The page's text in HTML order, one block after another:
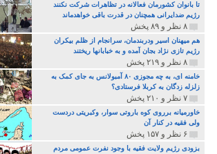
تا بانوان کشورمان فعالانه در تظاهرات شرکت نکنند
رژیم ضدایرانی همچنان در قدرت باقی خواهدماند
۸ نظر و ۸۹ پخش
هم میهنان اسیر ودربندمان، سرانجام از ظلم بیکران
رژیم تازی نژاد بجان آمده و به خبابانها ریختند
۸ نظر و ۲۱۹ پخش
خامنه ای، به چه مجوزی ۸۰ آمبولانس به جای کمک به
زلزله زدگان به کربلا فرستادی؟
۷ نظر و ۲۱۰ پخش
خاورمیانه برروی کوه باروتی سوار، وکبریتی دردست
ولی فقیه در کنار آن
۶ نظر و ۱۵۷ پخش
بزودی رژیم ولایت فقیه با وجود نفرت عمومی مردم